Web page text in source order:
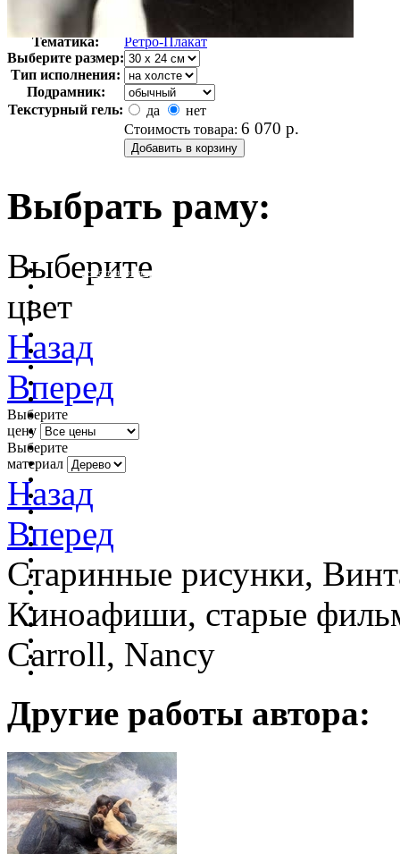
Автор:
Неизвестно
Арт-стиль
Ретро-Плакат
Тематика:
Ретро-Плакат
Выберите размер:
Тип исполнения:
Подрамник:
Текстурный гель:
да
нет
Стоимость товара: 6 070 р.
Выбрать раму:
очистить фильтр цвета
Выберите
цвет
Назад
Вперед
Выберите
цену
Выберите
материал
Назад
Вперед
Старинные рисунки,
Киноафиши, старые
Carroll, Nancy
Другие работы автора: